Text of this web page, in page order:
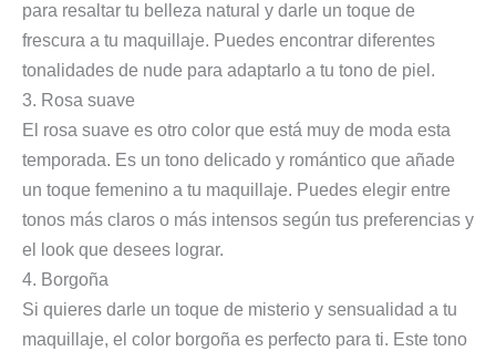
para resaltar tu belleza natural y darle un toque de
frescura a tu maquillaje. Puedes encontrar diferentes
tonalidades de nude para adaptarlo a tu tono de piel.
3. Rosa suave
El rosa suave es otro color que está muy de moda esta
temporada. Es un tono delicado y romántico que añade
un toque femenino a tu maquillaje. Puedes elegir entre
tonos más claros o más intensos según tus preferencias y
el look que desees lograr.
4. Borgoña
Si quieres darle un toque de misterio y sensualidad a tu
maquillaje, el color borgoña es perfecto para ti. Este tono